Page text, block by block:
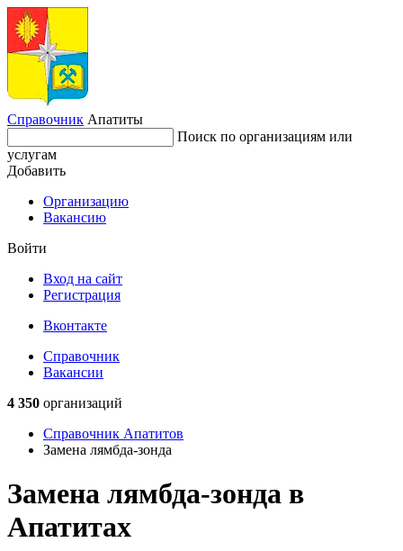
Справочник Апатиты
Поиск по организациям или
услугам
Добавить
Организацию
Вакансию
Войти
Вход на сайт
Регистрация
Вконтакте
Справочник
Вакансии
4 350 организаций
Справочник Апатитов
Замена лямбда-зонда
Замена лямбда-зонда в
Апатитах